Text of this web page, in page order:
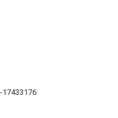
17433176